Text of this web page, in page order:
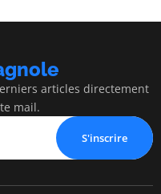
articles directement
mail.
S'inscrire